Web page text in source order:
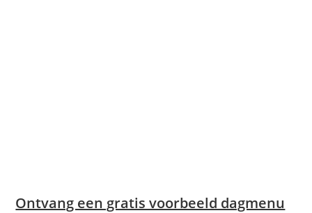
Ontvang een gratis voorbeeld dagmenu